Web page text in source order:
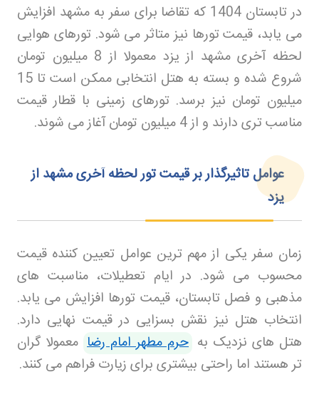
در تابستان 1404 که تقاضا برای سفر به مشهد افزایش
می یابد، قیمت تورها نیز متاثر می شود. تورهای هوایی
لحظه آخری مشهد از یزد معمولا از 8 میلیون تومان
شروع شده و بسته به هتل انتخابی ممکن است تا 15
میلیون تومان نیز برسد. تورهای زمینی با قطار قیمت
مناسب تری دارند و از 4 میلیون تومان آغاز می شوند
.
عوامل تاثیرگذار بر قیمت تور لحظه آخری مشهد از
یزد
زمان سفر یکی از مهم ترین عوامل تعیین کننده قیمت
محسوب می شود. در ایام تعطیلات، مناسبت های
مذهبی و فصل تابستان، قیمت تورها افزایش می یابد.
انتخاب هتل نیز نقش بسزایی در قیمت نهایی دارد.
هتل های نزدیک به حرم مطهر امام رضا معمولا گران
تر هستند اما راحتی بیشتری برای زیارت فراهم می کنند.